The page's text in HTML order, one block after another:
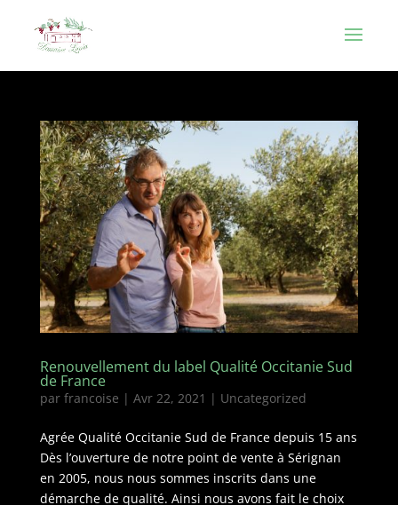
Renouvellement du label Qualité Occitanie Sud
de France
par francoise | Avr 22, 2021 | Uncategorized
Agrée Qualité Occitanie Sud de France depuis 15 ans
Dès l’ouverture de notre point de vente à Sérignan
en 2005, nous nous sommes inscrits dans une
démarche de qualité. Ainsi nous avons fait le choix